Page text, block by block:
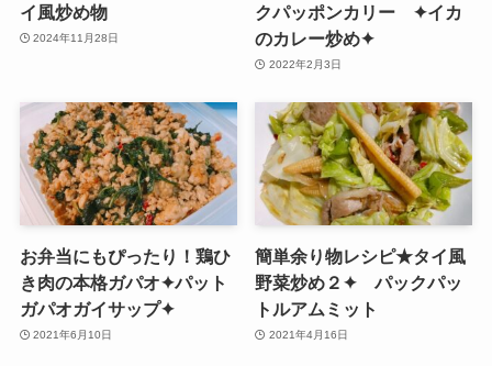
イ風炒め物
2024年11月28日
クパッポンカリー ✦イカ
のカレー炒め✦
2022年2月3日
お弁当にもぴったり！鶏ひ
き肉の本格ガパオ✦パット
ガパオガイサップ✦
2021年6月10日
簡単余り物レシピ★タイ風
野菜炒め２✦ パックパッ
トルアムミット
2021年4月16日